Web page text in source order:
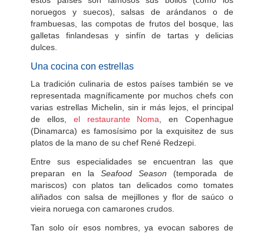
noruegos y suecos), salsas de arándanos o de
frambuesas, las compotas de frutos del bosque, las
galletas finlandesas y sinfín de tartas y delicias
dulces.
Una cocina con estrellas
La tradición culinaria de estos países también se ve
representada magníficamente por muchos chefs con
varias estrellas Michelin, sin ir más lejos, el principal
de ellos, el restaurante Noma , en Copenhague
(Dinamarca) es famosísimo por la exquisitez de sus
platos de la mano de su chef René Redzepi.
Entre sus especialidades se encuentran las que
preparan en la Seafood Season (temporada de
mariscos) con platos tan delicados como tomates
aliñados con salsa de mejillones y flor de saúco o
vieira noruega con camarones crudos.
Tan solo oír esos nombres, ya evocan sabores de